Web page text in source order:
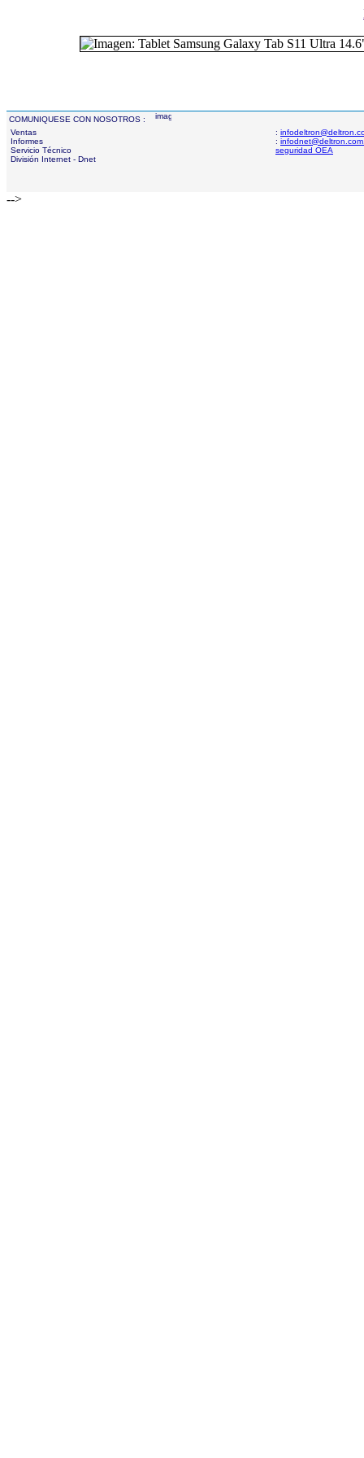
COMUNIQUESE CON NOSOTROS :
Ventas
Informes
Servicio Técnico
División Internet - Dnet
:
:
seguridad OEA
-->